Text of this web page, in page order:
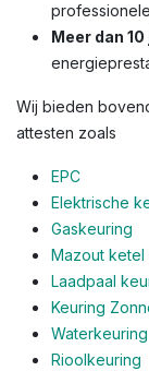
Meer dan
Wij bieden
attesten zoals
EPC
Elektrische
Gaskeuring
Mazout
Laadpaal
Keuring
Waterkeuring
Rioolkeuring